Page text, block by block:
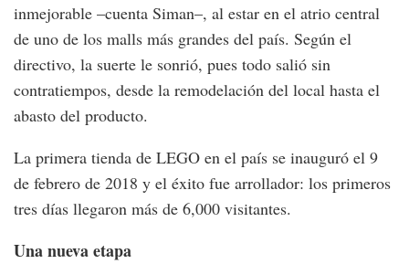
inmejorable –cuenta Siman–, al estar en el atrio central
de uno de los malls más grandes del país. Según el
directivo, la suerte le sonrió, pues todo salió sin
contratiempos, desde la remodelación del local hasta el
abasto del producto.
La primera tienda de LEGO en el país se inauguró el 9
de febrero de 2018 y el éxito fue arrollador: los primeros
tres días llegaron más de 6,000 visitantes.
Una nueva etapa